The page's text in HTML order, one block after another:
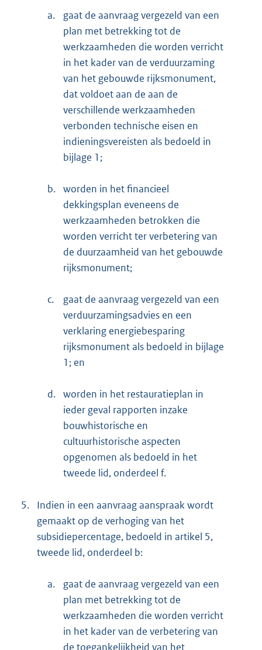
a.
gaat de aanvraag vergezeld van een
plan met betrekking tot de
werkzaamheden die worden verricht
in het kader van de verduurzaming
van het gebouwde rijksmonument,
dat voldoet aan de aan de
verschillende werkzaamheden
verbonden technische eisen en
indieningsvereisten als bedoeld in
bijlage 1;
b. worden in het financieel
dekkingsplan eveneens de
werkzaamheden betrokken die
worden verricht ter verbetering van
de duurzaamheid van het gebouwde
rijksmonument;
c.
gaat de aanvraag vergezeld van een
verduurzamingsadvies en een
verklaring energiebesparing
rijksmonument als bedoeld in bijlage
1; en
d. worden in het restauratieplan in
ieder geval rapporten inzake
bouwhistorische en
cultuurhistorische aspecten
opgenomen als bedoeld in het
tweede lid, onderdeel f.
5.
Indien in een aanvraag aanspraak wordt
gemaakt op de verhoging van het
subsidiepercentage, bedoeld in artikel 5,
tweede lid, onderdeel b:
a.
gaat de aanvraag vergezeld van een
plan met betrekking tot de
werkzaamheden die worden verricht
in het kader van de verbetering van
de toegankelijkheid van het